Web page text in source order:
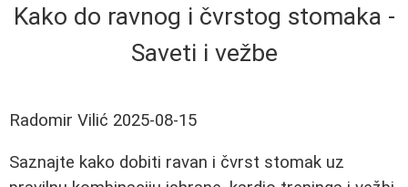
Kako do ravnog i čvrstog stomaka -
Saveti i vežbe
Radomir Vilić 2025-08-15
Saznajte kako dobiti ravan i čvrst stomak uz